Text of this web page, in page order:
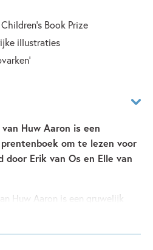
Book Prize
illustraties
van Huw Aaron is een
om te lezen voor
Erik van Os en Elle van
Huw Aaron is een gruwelijk
tijd om te gaan slapen voor